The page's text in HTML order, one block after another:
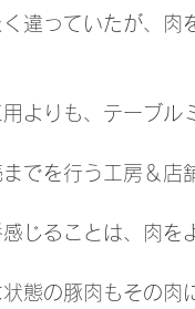
違っていたが、
よりも、テーブル
でを行う工房＆店
じることは、肉を
態の豚肉もその肉